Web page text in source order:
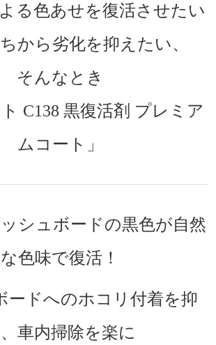
る色あせを復活させたい
から劣化を抑えたい、
そんなとき
ト C138 黒復活剤 プレミア
ムコート」
シュボードの黒色が自然
な色味で復活！
ードへのホコリ付着を抑
車内掃除を楽に